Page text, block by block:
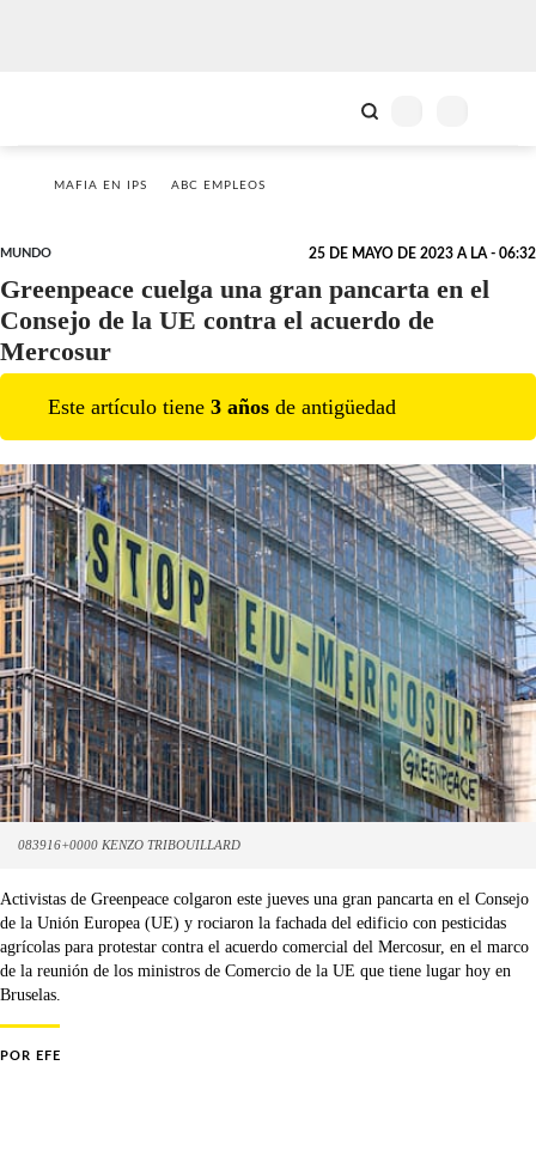
MAFIA EN IPS ABC EMPLEOS
MUNDO 25 DE MAYO DE 2023 A LA - 06:32
Greenpeace cuelga una gran pancarta en el
Consejo de la UE contra el acuerdo de
Mercosur
Este artículo tiene 3 años de antigüedad
083916+0000 KENZO TRIBOUILLARD
Activistas de Greenpeace colgaron este jueves una gran pancarta en el Consejo
de la Unión Europea (UE) y rociaron la fachada del edificio con pesticidas
agrícolas para protestar contra el acuerdo comercial del Mercosur, en el marco
de la reunión de los ministros de Comercio de la UE que tiene lugar hoy en
Bruselas.
POR EFE